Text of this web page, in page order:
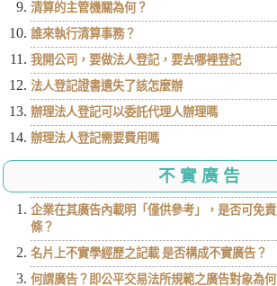
清算的主管機關為何？
誰來執行清算事務？
我開公司，要做法人登記，要去哪裡登記
法人登記證書遺失了該怎麼辦
辦理法人登記可以委託代理人辦理嗎
辦理法人登記需要費用嗎
不實廣告
企業在其廣告內載明「僅供參考」，是否可免
條？
名片上不實學經歷之記載 是否構成不實廣告？
何謂廣告？即公平交易法所規範之廣告對象為何